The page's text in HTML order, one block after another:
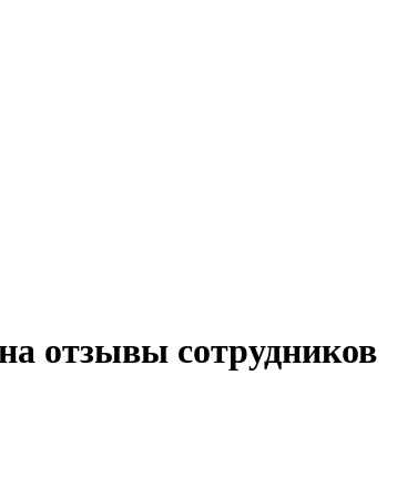
отзывы сотрудников